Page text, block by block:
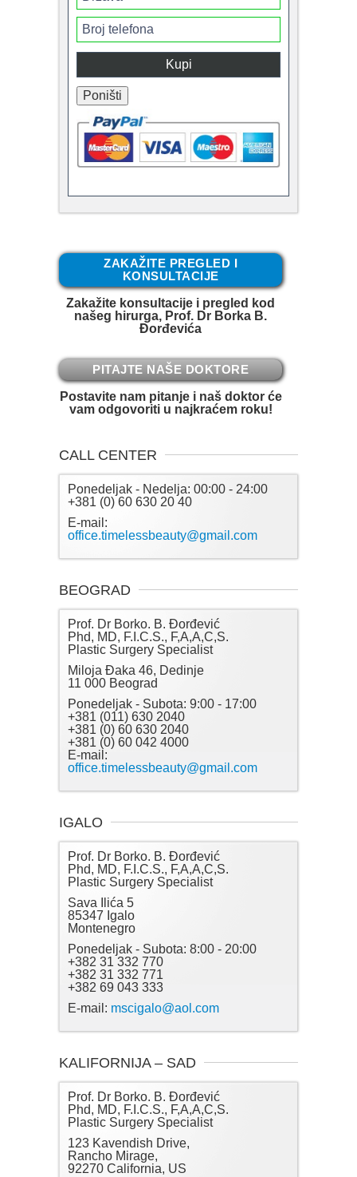
ZAKAŽITE PREGLED I
KONSULTACIJE
Zakažite konsultacije i pregled kod
našeg hirurga, Prof. Dr Borka B.
Đorđevića
PITAJTE NAŠE DOKTORE
Postavite nam pitanje i naš doktor će
vam odgovoriti u najkraćem roku!
CALL CENTER
Ponedeljak - Nedelja: 00:00 - 24:00
+381 (0) 60 630 20 40
E-mail:
office.timelessbeauty@gmail.com
BEOGRAD
Prof. Dr Borko. B. Đorđević
Phd, MD, F.I.C.S., F,A,A,C,S.
Plastic Surgery Specialist
Miloja Đaka 46, Dedinje
11 000 Beograd
Ponedeljak - Subota: 9:00 - 17:00
+381 (011) 630 2040
+381 (0) 60 630 2040
+381 (0) 60 042 4000
E-mail:
office.timelessbeauty@gmail.com
IGALO
Prof. Dr Borko. B. Đorđević
Phd, MD, F.I.C.S., F,A,A,C,S.
Plastic Surgery Specialist
Sava Ilića 5
85347 Igalo
Montenegro
Ponedeljak - Subota: 8:00 - 20:00
+382 31 332 770
+382 31 332 771
+382 69 043 333
E-mail: mscigalo@aol.com
KALIFORNIJA – SAD
Prof. Dr Borko. B. Đorđević
Phd, MD, F.I.C.S., F,A,A,C,S.
Plastic Surgery Specialist
123 Kavendish Drive,
Rancho Mirage,
92270 California, US